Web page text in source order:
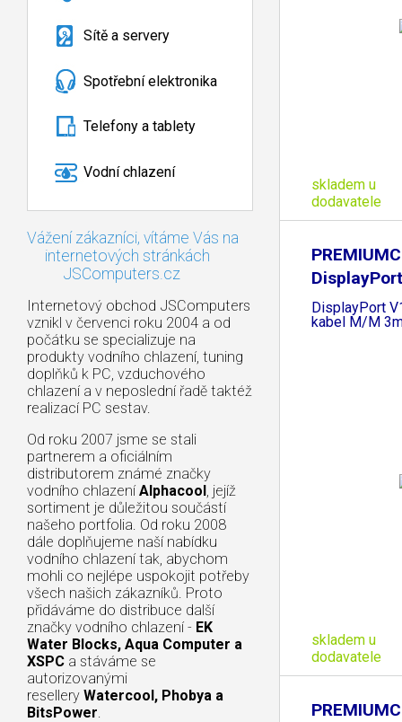
Sítě a servery
Spotřební elektronika
Telefony a tablety
Vodní chlazení
Vážení zákazníci, vítáme Vás na
internetových stránkách
JSComputers.cz
Internetový obchod JSComputers
vznikl v červenci roku 2004 a od
počátku se specializuje na
produkty vodního chlazení, tuning
doplňků k PC, vzduchového
chlazení a v neposlední řadě taktéž
realizací PC sestav.
Od roku 2007 jsme se stali
partnerem a oficiálním
distributorem známé značky
vodního chlazení Alphacool, jejíž
sortiment je důležitou součástí
našeho portfolia. Od roku 2008
dále doplňujeme naší nabídku
vodního chlazení tak, abychom
mohli co nejlépe uspokojit potřeby
všech našich zákazníků. Proto
přidáváme do distribuce další
značky vodního chlazení - EK
Water Blocks, Aqua Computer a
XSPC a stáváme se
autorizovanými
resellery Watercool, Phobya a
BitsPower.
skladem u
dodavatele
DisplayPort
kabel M/M
skladem u
dodavatele